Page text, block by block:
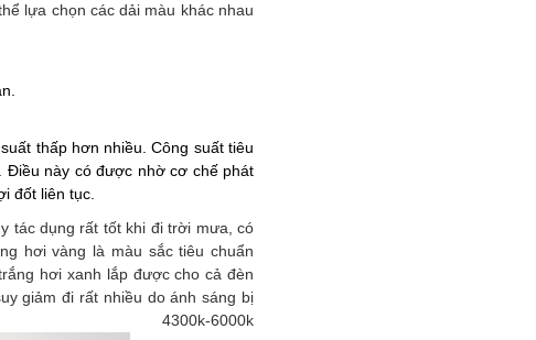
lựa chọn các dải màu khác nhau
thấp hơn nhiều. Công suất tiêu
Điều này có được nhờ cơ chế phát
đốt liên tục.
tác dụng rất tốt khi đi trời mưa, có
hơi vàng là màu sắc tiêu chuẩn
hơi xanh lắp được cho cả đèn
giảm đi rất nhiều do ánh sáng bị
6000k